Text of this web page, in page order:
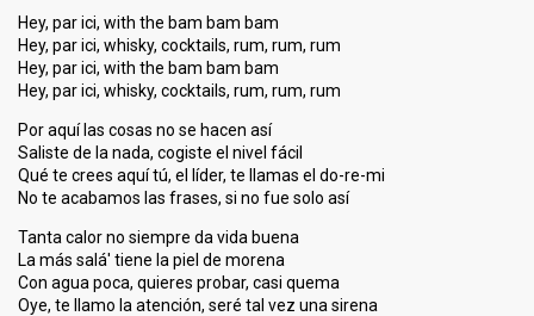
Hey, par ici, with the bam bam bam
Hey, par ici, whisky, cocktails, rum, rum, rum
Hey, par ici, with the bam bam bam
Hey, par ici, whisky, cocktails, rum, rum, rum
Por aquí las cosas no se hacen así
Saliste de la nada, cogiste el nivel fácil
Qué te crees aquí tú, el líder, te llamas el do-re-mi
No te acabamos las frases, si no fue solo así
Tanta calor no siempre da vida buena
La más salá' tiene la piel de morena
Con agua poca, quieres probar, casi quema
Oye, te llamo la atención, seré tal vez una sirena